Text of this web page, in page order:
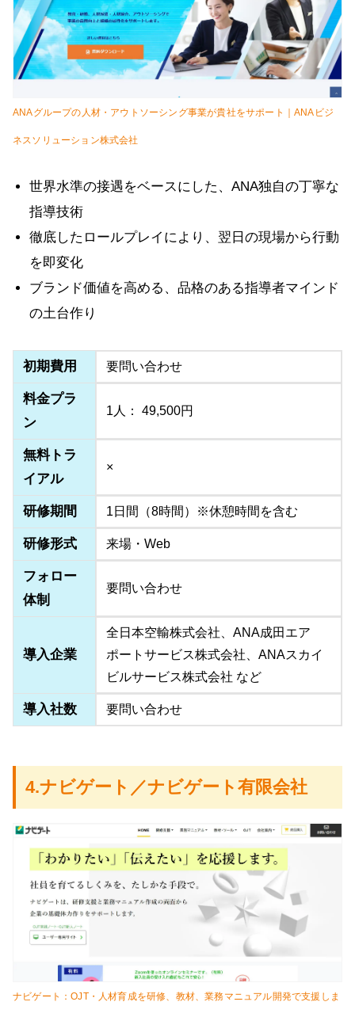
ANAグループの人材・アウトソーシング事業が貴社をサポート｜ANAビジ
ネスソリューション株式会社
世界水準の接遇をベースにした、ANA独自の丁寧な
指導技術
徹底したロールプレイにより、翌日の現場から行動
を即変化
ブランド価値を高める、品格のある指導者マインド
の土台作り
初期費用 要問い合わせ
料金プラ
ン
1人： 49,500円
無料トラ
イアル
×
研修期間 1日間（8時間）※休憩時間を含む
研修形式 来場・Web
フォロー
体制
要問い合わせ
導入企業
全日本空輸株式会社、ANA成田エア
ポートサービス株式会社、ANAスカイ
ビルサービス株式会社 など
導入社数 要問い合わせ
4.ナビゲート／ナビゲート有限会社
ナビゲート：OJT・人材育成を研修、教材、業務マニュアル開発で支援しま